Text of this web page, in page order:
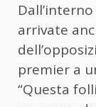
arrivate
premier a
“Questa